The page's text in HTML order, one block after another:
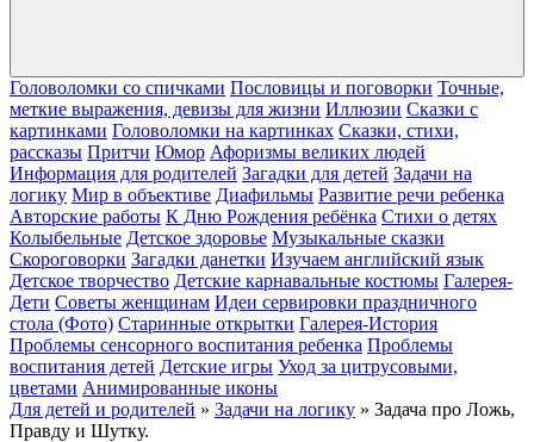
Головоломки со спичками Пословицы и поговорки Точные,
меткие выражения, девизы для жизни Иллюзии Сказки с
картинками Головоломки на картинках Сказки, стихи,
рассказы Притчи Юмор Афоризмы великих людей
Информация для родителей Загадки для детей Задачи на
логику Мир в объективе Диафильмы Развитие речи ребенка
Авторские работы К Дню Рождения ребёнка Cтихи о детях
Колыбельные Детское здоровье Музыкальные сказки
Скороговорки Загадки данетки Изучаем английский язык
Детское творчество Детские карнавальные костюмы Галерея-
Дети Cоветы женщинам Идеи сервировки праздничного
стола (Фото) Старинные открытки Галерея-История
Проблемы сенсорного воспитания ребенка Проблемы
воспитания детей Детские игры Уход за цитрусовыми,
цветами Анимированные иконы
Для детей и родителей » Задачи на логику » Задача про Ложь,
Правду и Шутку.